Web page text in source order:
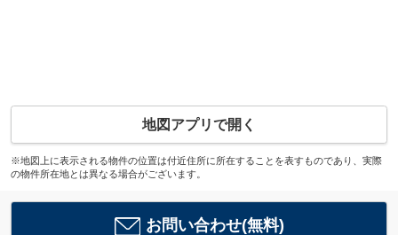
地図アプリで開く
※地図上に表示される物件の位置は付近住所に所在することを表すものであり、実際
の物件所在地とは異なる場合がございます。
お問い合わせ(無料)